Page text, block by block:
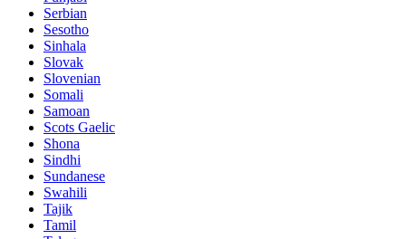
Serbian
Sesotho
Sinhala
Slovak
Slovenian
Somali
Samoan
Scots Gaelic
Shona
Sindhi
Sundanese
Swahili
Tajik
Tamil